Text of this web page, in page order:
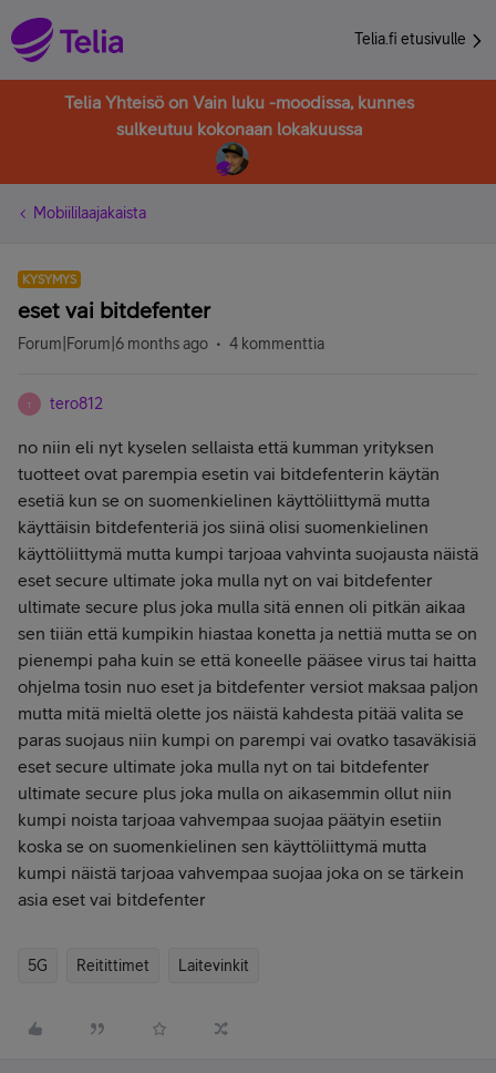
Telia.fi etusivulle
Telia Yhteisö on Vain luku -moodissa, kunnes
sulkeutuu kokonaan lokakuussa
Mobiililaajakaista
KYSYMYS
eset vai bitdefenter
Forum|Forum|6 months ago 4 kommenttia
T tero812
no niin eli nyt kyselen sellaista että kumman yrityksen
tuotteet ovat parempia esetin vai bitdefenterin käytän
esetiä kun se on suomenkielinen käyttöliittymä mutta
käyttäisin bitdefenteriä jos siinä olisi suomenkielinen
käyttöliittymä mutta kumpi tarjoaa vahvinta suojausta näistä
eset secure ultimate joka mulla nyt on vai bitdefenter
ultimate secure plus joka mulla sitä ennen oli pitkän aikaa
sen tiiän että kumpikin hiastaa konetta ja nettiä mutta se on
pienempi paha kuin se että koneelle pääsee virus tai haitta
ohjelma tosin nuo eset ja bitdefenter versiot maksaa paljon
mutta mitä mieltä olette jos näistä kahdesta pitää valita se
paras suojaus niin kumpi on parempi vai ovatko tasaväkisiä
eset secure ultimate joka mulla nyt on tai bitdefenter
ultimate secure plus joka mulla on aikasemmin ollut niin
kumpi noista tarjoaa vahvempaa suojaa päätyin esetiin
koska se on suomenkielinen sen käyttöliittymä mutta
kumpi näistä tarjoaa vahvempaa suojaa joka on se tärkein
asia eset vai bitdefenter
5G Reitittimet Laitevinkit